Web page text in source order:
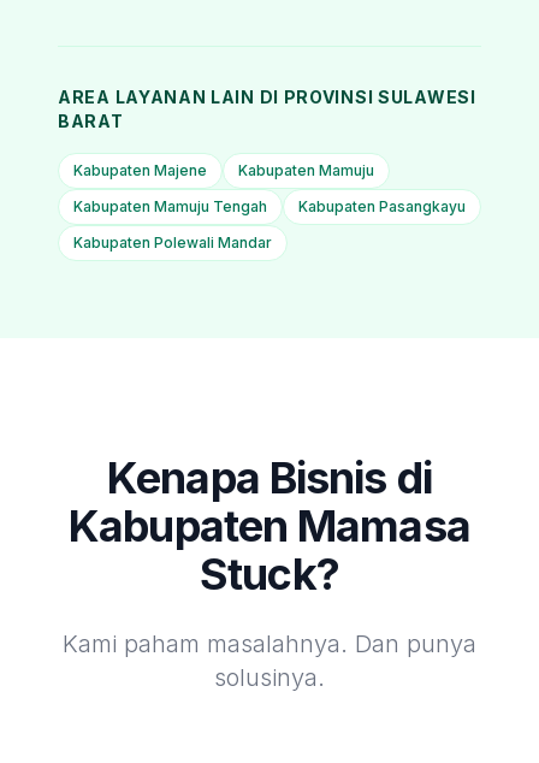
AREA LAYANAN LAIN DI PROVINSI SULAWESI
BARAT
Kabupaten Majene
Kabupaten Mamuju
Kabupaten Mamuju Tengah
Kabupaten Pasangkayu
Kabupaten Polewali Mandar
Kenapa Bisnis di
Kabupaten Mamasa
Stuck?
Kami paham masalahnya. Dan punya
solusinya.